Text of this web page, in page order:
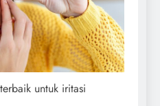
untuk iritasi